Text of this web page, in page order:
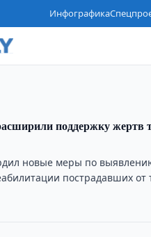
Инфографика
меры по
энергетики
поддержку жертв
новые меры по
пострадавших от